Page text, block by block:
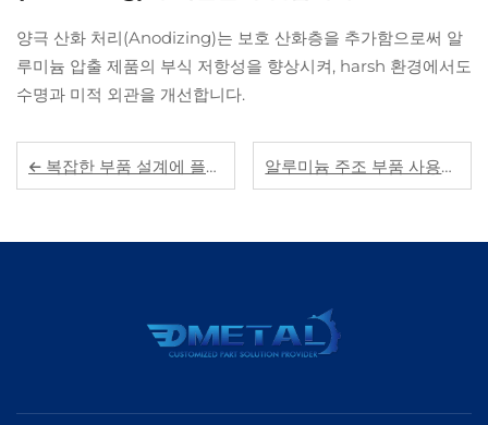
양극 산화 처리(Anodizing)는 보호 산화층을 추가함으로써 알
루미늄 압출 제품의 부식 저항성을 향상시켜, harsh 환경에서도
수명과 미적 외관을 개선합니다.
복잡한 부품 설계에 플라스틱 사출 부품을 선택해야 하는 이유는 무엇인가요? 알루미늄 주조 부품 사용의 주요 이점은 무엇인가요?